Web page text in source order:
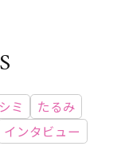
シミ
たるみ
インタビュー